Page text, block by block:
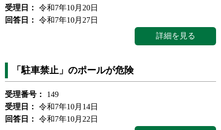
受理日：
令和7年10月20日
回答日：
令和7年10月27日
詳細を見る
「駐車禁止」のポールが危険
受理番号：
149
受理日：
令和7年10月14日
回答日：
令和7年10月22日